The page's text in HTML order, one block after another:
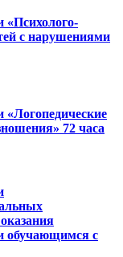
с нарушениями
72 часа
обучающимся с